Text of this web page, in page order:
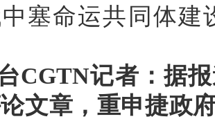
塞命运共同体建
CGTN记者：据
文章，重申捷政